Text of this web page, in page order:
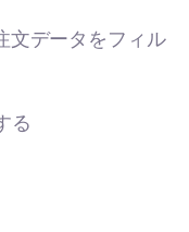
文データをフィル
る